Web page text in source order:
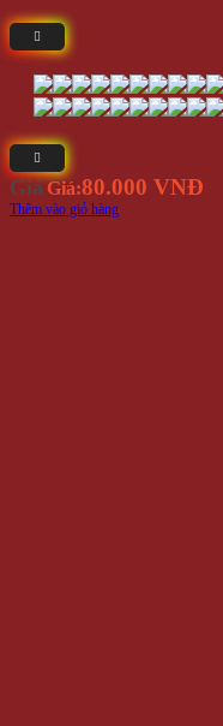
Giá Giá:80.000 VNĐ
Thêm vào giỏ hàng